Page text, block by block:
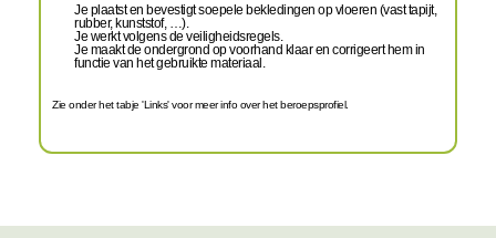
Je plaatst en bevestigt soepele bekledingen op vloeren (vast tapijt,
rubber, kunststof, …).
Je werkt volgens de veiligheidsregels.
Je maakt de ondergrond op voorhand klaar en corrigeert hem in
functie van het gebruikte materiaal.
Zie onder het tabje 'Links' voor meer info over het beroepsprofiel.